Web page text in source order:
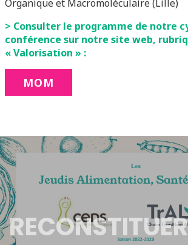
Organique et Macromoléculaire (Lille)
> Consulter le programme de notre
conférence sur notre site web,
« Valorisation » :
MOM
RECONSTITUER